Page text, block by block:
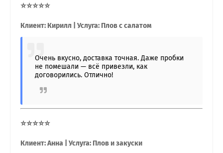
⭐⭐⭐⭐⭐
Клиент: Кирилл | Услуга: Плов с салатом
Очень вкусно, доставка точная. Даже пробки
не помешали — всё привезли, как
договорились. Отлично!
⭐⭐⭐⭐⭐
Клиент: Анна | Услуга: Плов и закуски